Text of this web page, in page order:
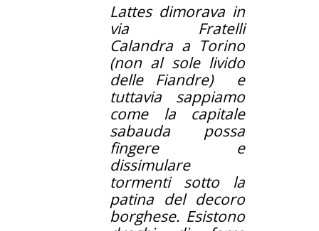
Lattes dimorava in
via Fratelli
Calandra a Torino
(non al sole livido
delle Fiandre) e
tuttavia sappiamo
come la capitale
sabauda possa
fingere e
dissimulare
tormenti sotto la
patina del decoro
borghese. Esistono